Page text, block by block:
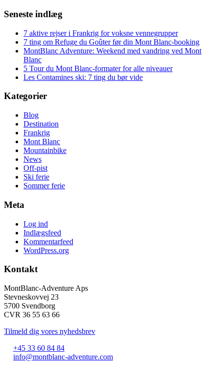
Seneste indlæg
7 aktive rejser i Frankrig for voksne vennegrupper
7 ting om Refuge du Goûter før din Mont Blanc-booking
MontBlanc Adventure: Weekend med vandring ved Mont
Blanc
5 Tour du Mont Blanc-formater for alle niveauer
Les Contamines ski: 7 ting du bør vide
Kategorier
Blog
Destination
Frankrig
Mont Blanc
Mountainbike
News
Off-pist
Ski ferie
Sommer ferie
Meta
Log ind
Indlægsfeed
Kommentarfeed
WordPress.org
Kontakt
MontBlanc-Adventure Aps
Stevneskovvej 23
5700 Svendborg
CVR 36 55 63 66
Tilmeld dig vores nyhedsbrev
+45 33 60 84 84
info@montblanc-adventure.com